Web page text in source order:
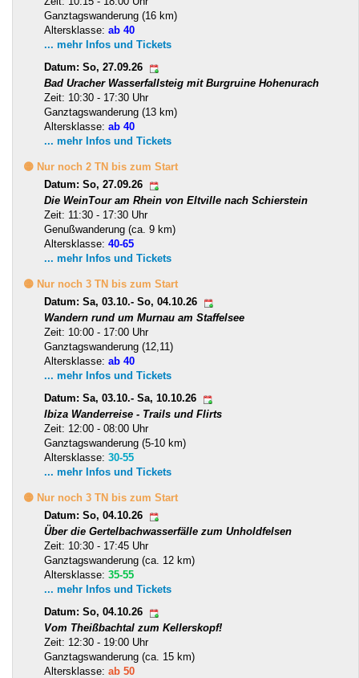
Ganztagswanderung (16 km)
Altersklasse: ab 40
... mehr Infos und Tickets
Datum: So, 27.09.26
Bad Uracher Wasserfallsteig mit Burgruine Hohenurach
Zeit: 10:30 - 17:30 Uhr
Ganztagswanderung (13 km)
Altersklasse: ab 40
... mehr Infos und Tickets
🟡 Nur noch 2 TN bis zum Start
Datum: So, 27.09.26
Die WeinTour am Rhein von Eltville nach Schierstein
Zeit: 11:30 - 17:30 Uhr
Genußwanderung (ca. 9 km)
Altersklasse: 40-65
... mehr Infos und Tickets
🟡 Nur noch 3 TN bis zum Start
Datum: Sa, 03.10.- So, 04.10.26
Wandern rund um Murnau am Staffelsee
Zeit: 10:00 - 17:00 Uhr
Ganztagswanderung (12,11)
Altersklasse: ab 40
... mehr Infos und Tickets
Datum: Sa, 03.10.- Sa, 10.10.26
Ibiza Wanderreise - Trails und Flirts
Zeit: 12:00 - 08:00 Uhr
Ganztagswanderung (5-10 km)
Altersklasse: 30-55
... mehr Infos und Tickets
🟡 Nur noch 3 TN bis zum Start
Datum: So, 04.10.26
Über die Gertelbachwasserfälle zum Unholdfelsen
Zeit: 10:30 - 17:45 Uhr
Ganztagswanderung (ca. 12 km)
Altersklasse: 35-55
... mehr Infos und Tickets
Datum: So, 04.10.26
Vom Theißbachtal zum Kellerskopf!
Zeit: 12:30 - 19:00 Uhr
Ganztagswanderung (ca. 15 km)
Altersklasse: ab 50